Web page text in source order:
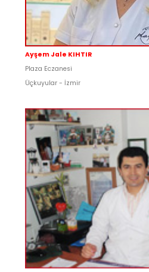
Ayşem Jale KIHTIR
Plaza Eczanesi
Üçkuyular - İzmir